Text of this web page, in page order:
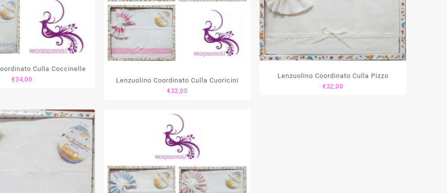
Culla Coccinelle
€34,00 Lenzuolino Coordinato Culla Cuoricini
€32,00
Lenzuolino Coordinato Culla Pizzo
€32,00